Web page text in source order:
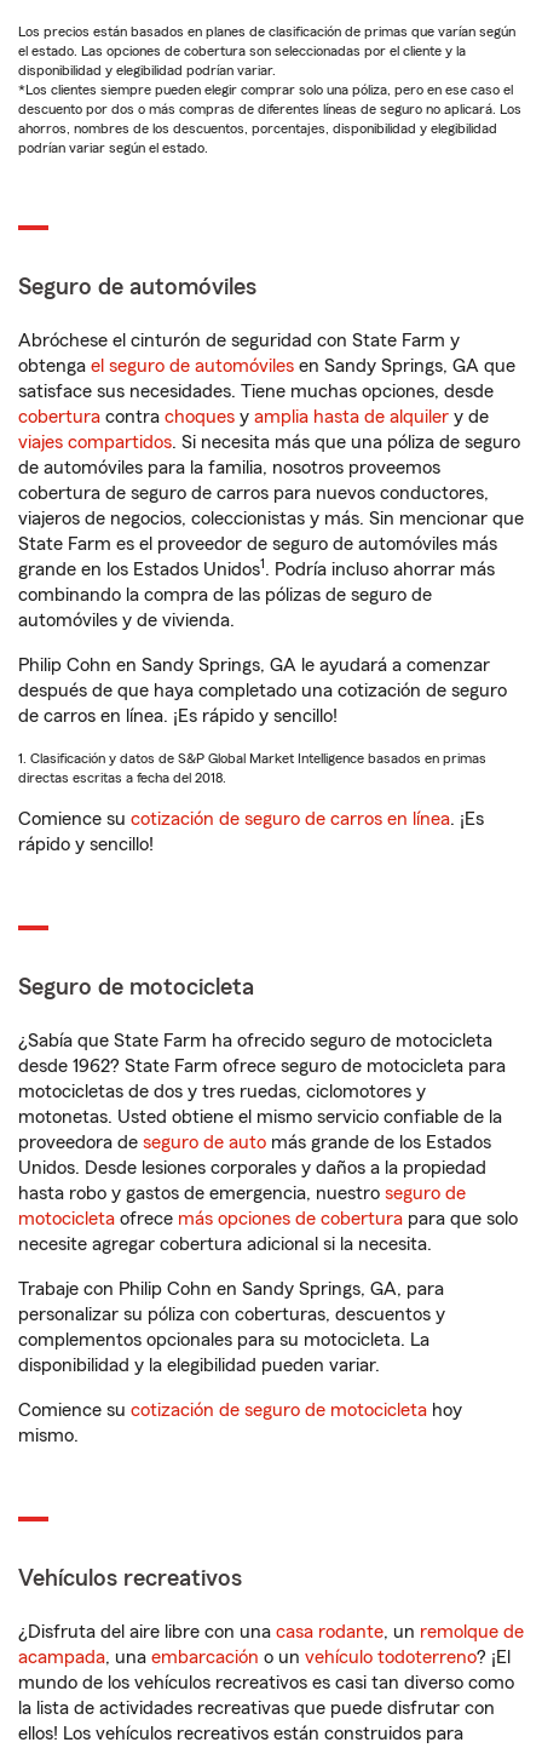
Los precios están basados en planes de clasificación de primas que varían según
el estado. Las opciones de cobertura son seleccionadas por el cliente y la
disponibilidad y elegibilidad podrían variar.
*Los clientes siempre pueden elegir comprar solo una póliza, pero en ese caso el
descuento por dos o más compras de diferentes líneas de seguro no aplicará. Los
ahorros, nombres de los descuentos, porcentajes, disponibilidad y elegibilidad
podrían variar según el estado.
Seguro de automóviles
Abróchese el cinturón de seguridad con State Farm y
obtenga el seguro de automóviles en Sandy Springs, GA que
satisface sus necesidades. Tiene muchas opciones, desde
cobertura contra choques y amplia hasta de alquiler y de
viajes compartidos. Si necesita más que una póliza de seguro
de automóviles para la familia, nosotros proveemos
cobertura de seguro de carros para nuevos conductores,
viajeros de negocios, coleccionistas y más. Sin mencionar que
State Farm es el proveedor de seguro de automóviles más
grande en los Estados Unidos1. Podría incluso ahorrar más
combinando la compra de las pólizas de seguro de
automóviles y de vivienda.
Philip Cohn en Sandy Springs, GA le ayudará a comenzar
después de que haya completado una cotización de seguro
de carros en línea. ¡Es rápido y sencillo!
1. Clasificación y datos de S&P Global Market Intelligence basados en primas
directas escritas a fecha del 2018.
Comience su cotización de seguro de carros en línea. ¡Es
rápido y sencillo!
Seguro de motocicleta
¿Sabía que State Farm ha ofrecido seguro de motocicleta
desde 1962? State Farm ofrece seguro de motocicleta para
motocicletas de dos y tres ruedas, ciclomotores y
motonetas. Usted obtiene el mismo servicio confiable de la
proveedora de seguro de auto más grande de los Estados
Unidos. Desde lesiones corporales y daños a la propiedad
hasta robo y gastos de emergencia, nuestro seguro de
motocicleta ofrece más opciones de cobertura para que solo
necesite agregar cobertura adicional si la necesita.
Trabaje con Philip Cohn en Sandy Springs, GA, para
personalizar su póliza con coberturas, descuentos y
complementos opcionales para su motocicleta. La
disponibilidad y la elegibilidad pueden variar.
Comience su cotización de seguro de motocicleta hoy
mismo.
Vehículos recreativos
¿Disfruta del aire libre con una casa rodante, un remolque de
acampada, una embarcación o un vehículo todoterreno? ¡El
mundo de los vehículos recreativos es casi tan diverso como
la lista de actividades recreativas que puede disfrutar con
ellos! Los vehículos recreativos están construidos para